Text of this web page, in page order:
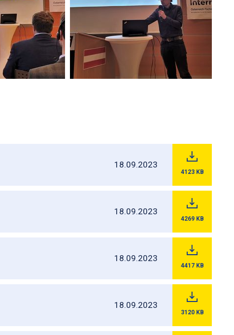
18.09.2023
4123 KB
18.09.2023
4269 KB
18.09.2023
4417 KB
18.09.2023
3120 KB